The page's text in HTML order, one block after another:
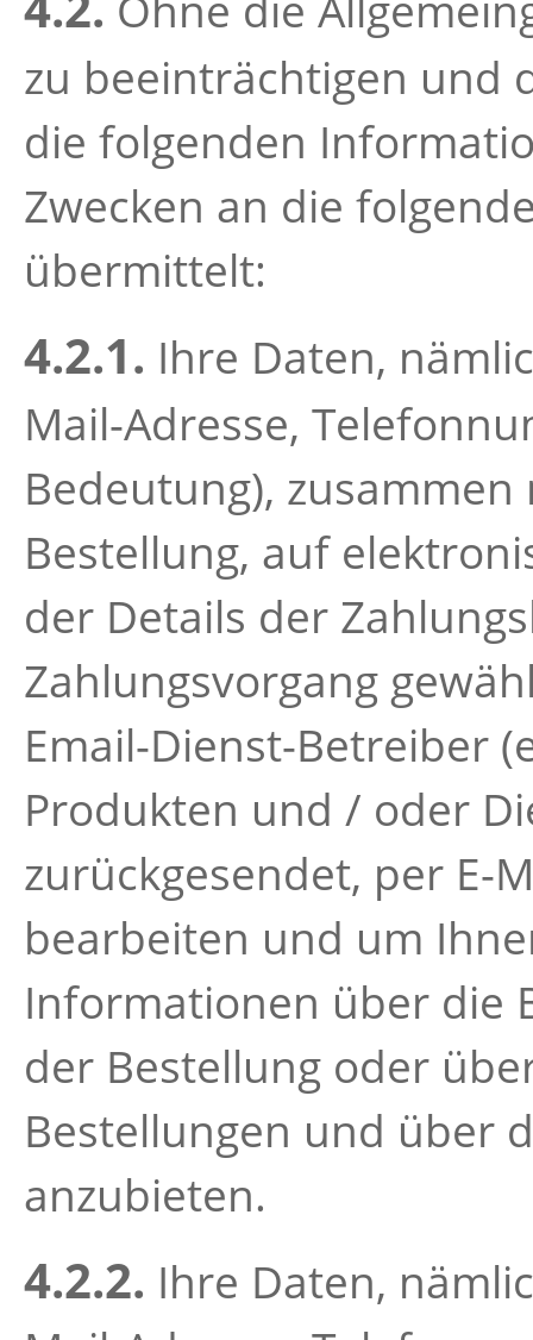
zu beeinträchtigen und
die folgenden
Zwecken an die
übermittelt:
4.2.1. Ihre Daten,
Mail-Adresse,
Bedeutung),
Bestellung, auf
der Details der
Zahlungsvorgang
Email-Dienst-Betreiber
Produkten und / oder
zurückgesendet, per E-
bearbeiten und um
Informationen über die
der Bestellung oder
Bestellungen und über
anzubieten.
4.2.2. Ihre Daten,